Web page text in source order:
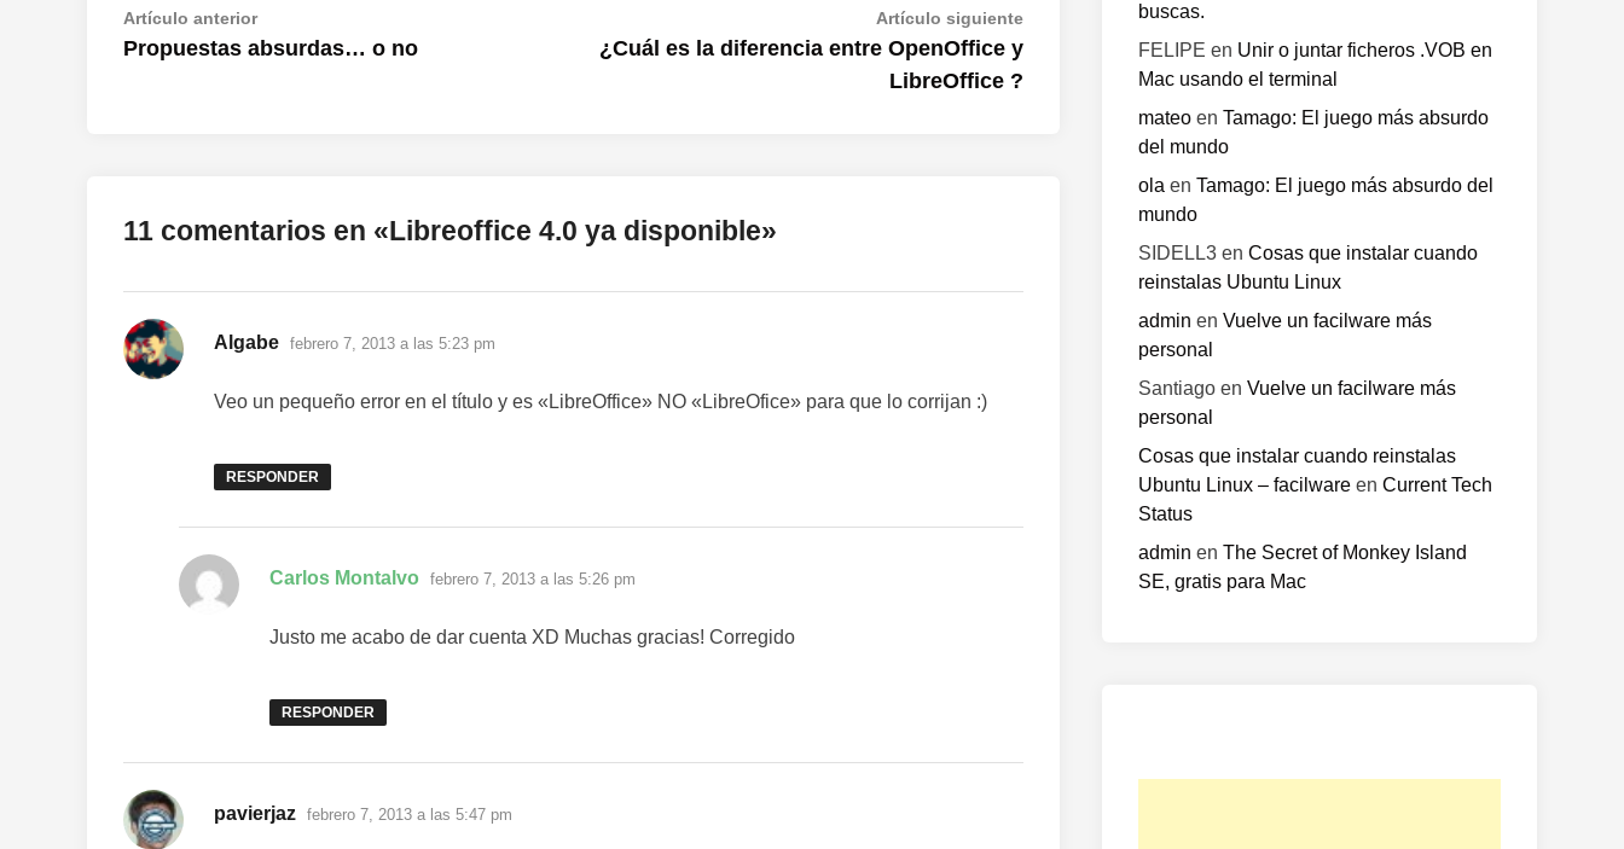
Navegación
de
Artículo anteriorArtículo
anterior:
Propuestas absurdas… o no
Artículo siguienteArtículo
siguiente:
¿Cuál es la diferencia entre OpenOffice y
LibreOffice ?
11 comentarios en «Libreoffice 4.0 ya disponible»
Algabe dice:
febrero 7, 2013 a las 5:23 pm
Veo un pequeño error en el título y es «LibreOffice» NO «LibreOfice» para que lo corrijan :)
RESPONDER
Carlos Montalvo dice:
febrero 7, 2013 a las 5:26 pm
Justo me acabo de dar cuenta XD Muchas gracias! Corregido
RESPONDER
pavierjaz dice:
febrero 7, 2013 a las 5:47 pm
buscas.
FELIPE en Unir o juntar ficheros .VOB en
Mac usando el terminal
mateo en Tamago: El juego más absurdo
del mundo
ola en Tamago: El juego más absurdo del
mundo
SIDELL3 en Cosas que instalar cuando
reinstalas Ubuntu Linux
admin en Vuelve un facilware más
personal
Santiago en Vuelve un facilware más
personal
Cosas que instalar cuando reinstalas
Ubuntu Linux – facilware en Current Tech
Status
admin en The Secret of Monkey Island
SE, gratis para Mac